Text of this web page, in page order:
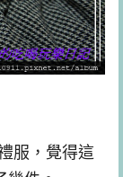
服，覺得這